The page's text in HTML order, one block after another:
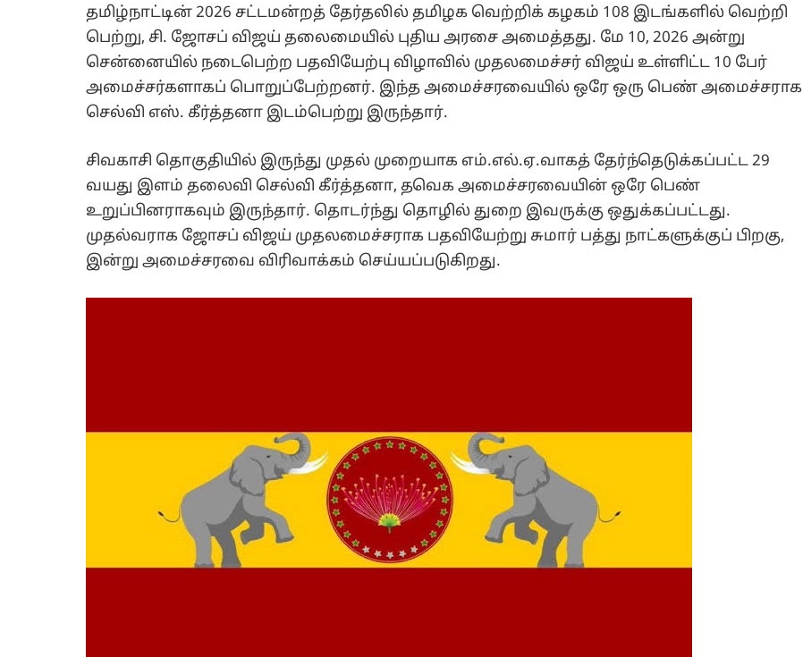
தமிழ்நாட்டின் 2026 சட்டமன்றத் தேர்தலில் தமிழக வெற்றிக் கழகம் 108 இடங்களில் வெற்றி
பெற்று, சி. ஜோசப் விஜய் தலைமையில் புதிய அரசை அமைத்தது. மே 10, 2026 அன்று
சென்னையில் நடைபெற்ற பதவியேற்பு விழாவில் முதலமைச்சர் விஜய் உள்ளிட்ட 10 பேர்
அமைச்சர்களாகப் பொறுப்பேற்றனர். இந்த அமைச்சரவையில் ஒரே ஒரு பெண் அமைச்சராக
செல்வி எஸ். கீர்த்தனா இடம்பெற்று இருந்தார்.
சிவகாசி தொகுதியில் இருந்து முதல் முறையாக எம்.எல்.ஏ.வாகத் தேர்ந்தெடுக்கப்பட்ட 29
வயது இளம் தலைவி செல்வி கீர்த்தனா, தவெக அமைச்சரவையின் ஒரே பெண்
உறுப்பினராகவும் இருந்தார். தொடர்ந்து தொழில் துறை இவருக்கு ஒதுக்கப்பட்டது.
முதல்வராக ஜோசப் விஜய் முதலமைச்சராக பதவியேற்று சுமார் பத்து நாட்களுக்குப் பிறகு,
இன்று அமைச்சரவை விரிவாக்கம் செய்யப்படுகிறது.